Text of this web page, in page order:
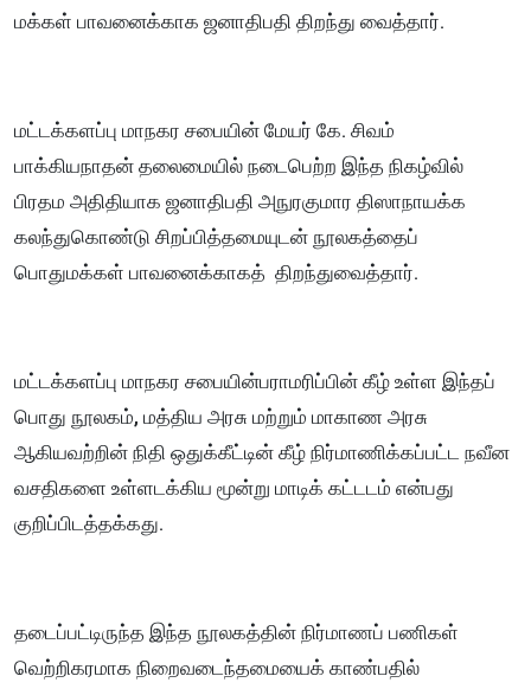
மக்கள் பாவனைக்காக ஜனாதிபதி திறந்து வைத்தார்.
மட்டக்களப்பு மாநகர சபையின் மேயர் கே. சிவம்
பாக்கியநாதன் தலைமையில் நடைபெற்ற இந்த நிகழ்வில்
பிரதம அதிதியாக ஜனாதிபதி அநுரகுமார திஸாநாயக்க
கலந்துகொண்டு சிறப்பித்தமையுடன் நூலகத்தைப்
பொதுமக்கள் பாவனைக்காகத் திறந்துவைத்தார்.
மட்டக்களப்பு மாநகர சபையின்பராமரிப்பின் கீழ் உள்ள இந்தப்
பொது நூலகம், மத்திய அரசு மற்றும் மாகாண அரசு
ஆகியவற்றின் நிதி ஒதுக்கீட்டின் கீழ் நிர்மாணிக்கப்பட்ட நவீன
வசதிகளை உள்ளடக்கிய மூன்று மாடிக் கட்டடம் என்பது
குறிப்பிடத்தக்கது.
தடைப்பட்டிருந்த இந்த நூலகத்தின் நிர்மாணப் பணிகள்
வெற்றிகரமாக நிறைவடைந்தமையைக் காண்பதில்